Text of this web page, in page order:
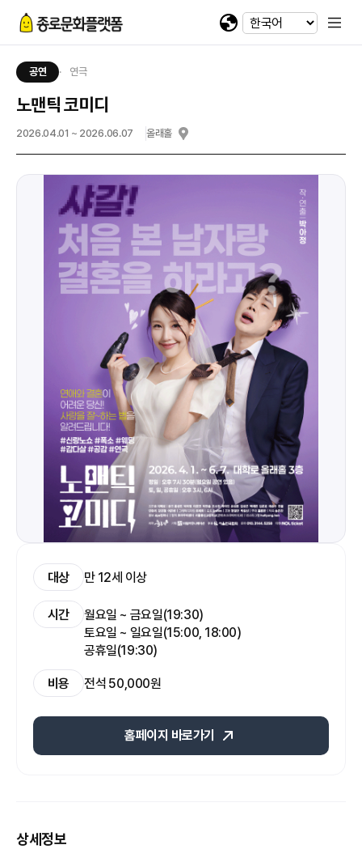
공연 연극
노맨틱 코미디
2026.04.01 ~ 2026.06.07 올래홀
대상 만 12세 이상
시간
월요일 ~ 금요일(19:30)
토요일 ~ 일요일(15:00, 18:00)
공휴일(19:30)
비용 전석 50,000원
홈페이지 바로가기
상세정보
카카오 로그인
이메일
파일선택
jpg, jpeg, png, pdf 파일만 업로드 가능합니다. (10MB 이하)
첨부파일
공연명 선택
번호 선택
회차정보 발급수량
선택